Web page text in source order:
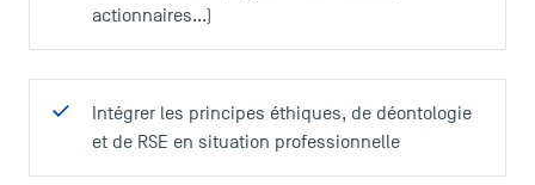
actionnaires...)
Intégrer les principes éthiques, de déontologie
et de RSE en situation professionnelle